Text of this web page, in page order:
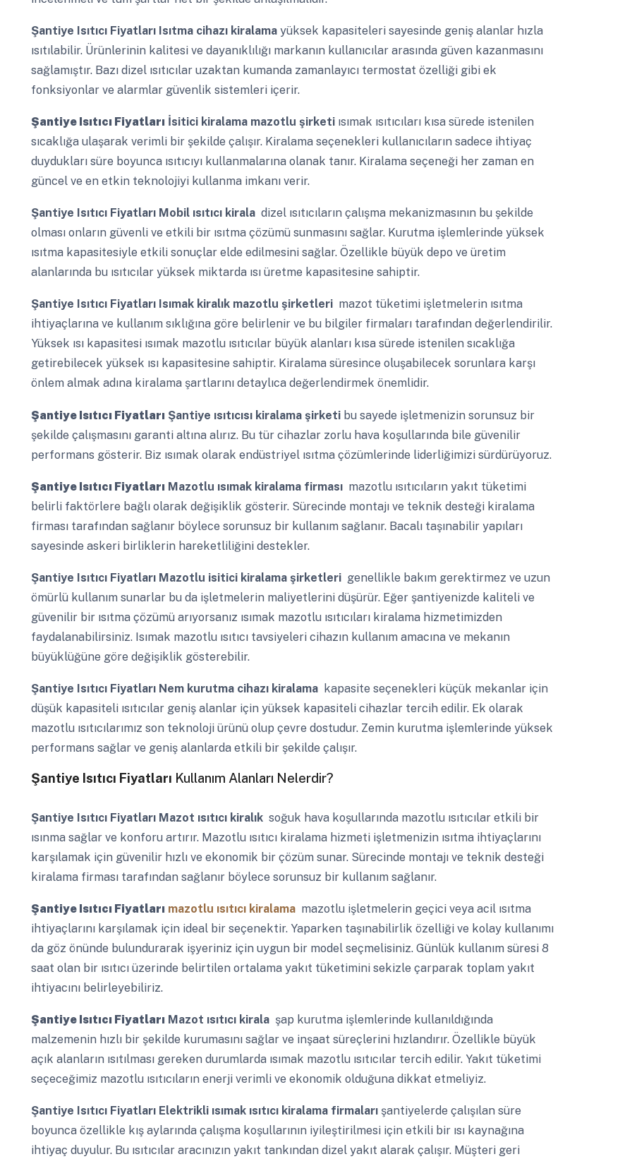
Şantiye Isıtıcı FiyatlarıIsıtma cihazı kiralama yüksek kapasiteleri sayesinde geniş alanlar hızla
ısıtılabilir. Ürünlerinin kalitesi ve dayanıklılığı markanın kullanıcılar arasında güven kazanmasını
sağlamıştır. Bazı dizel ısıtıcılar uzaktan kumanda zamanlayıcı termostat özelliği gibi ek
fonksiyonlar ve alarmlar güvenlik sistemleri içerir.
Şantiye Isıtıcı Fiyatları İsitici kiralama mazotlu şirketi ısımak ısıtıcıları kısa sürede istenilen
sıcaklığa ulaşarak verimli bir şekilde çalışır. Kiralama seçenekleri kullanıcıların sadece ihtiyaç
duydukları süre boyunca ısıtıcıyı kullanmalarına olanak tanır. Kiralama seçeneği her zaman en
güncel ve en etkin teknolojiyi kullanma imkanı verir.
Şantiye Isıtıcı FiyatlarıMobil ısıtıcı kirala dizel ısıtıcıların çalışma mekanizmasının bu şekilde
olması onların güvenli ve etkili bir ısıtma çözümü sunmasını sağlar. Kurutma işlemlerinde yüksek
ısıtma kapasitesiyle etkili sonuçlar elde edilmesini sağlar. Özellikle büyük depo ve üretim
alanlarında bu ısıtıcılar yüksek miktarda ısı üretme kapasitesine sahiptir.
Şantiye Isıtıcı FiyatlarıIsımak kiralık mazotlu şirketleri mazot tüketimi işletmelerin ısıtma
ihtiyaçlarına ve kullanım sıklığına göre belirlenir ve bu bilgiler firmaları tarafından değerlendirilir.
Yüksek ısı kapasitesi ısımak mazotlu ısıtıcılar büyük alanları kısa sürede istenilen sıcaklığa
getirebilecek yüksek ısı kapasitesine sahiptir. Kiralama süresince oluşabilecek sorunlara karşı
önlem almak adına kiralama şartlarını detaylıca değerlendirmek önemlidir.
Şantiye Isıtıcı Fiyatları Şantiye ısıtıcısı kiralama şirketi bu sayede işletmenizin sorunsuz bir
şekilde çalışmasını garanti altına alırız. Bu tür cihazlar zorlu hava koşullarında bile güvenilir
performans gösterir. Biz ısımak olarak endüstriyel ısıtma çözümlerinde liderliğimizi sürdürüyoruz.
Şantiye Isıtıcı Fiyatları Mazotlu ısımak kiralama firması mazotlu ısıtıcıların yakıt tüketimi
belirli faktörlere bağlı olarak değişiklik gösterir. Sürecinde montajı ve teknik desteği kiralama
firması tarafından sağlanır böylece sorunsuz bir kullanım sağlanır. Bacalı taşınabilir yapıları
sayesinde askeri birliklerin hareketliliğini destekler.
Şantiye Isıtıcı FiyatlarıMazotlu isitici kiralama şirketleri genellikle bakım gerektirmez ve uzun
ömürlü kullanım sunarlar bu da işletmelerin maliyetlerini düşürür. Eğer şantiyenizde kaliteli ve
güvenilir bir ısıtma çözümü arıyorsanız ısımak mazotlu ısıtıcıları kiralama hizmetimizden
faydalanabilirsiniz. Isımak mazotlu ısıtıcı tavsiyeleri cihazın kullanım amacına ve mekanın
büyüklüğüne göre değişiklik gösterebilir.
Şantiye Isıtıcı FiyatlarıNem kurutma cihazı kiralama kapasite seçenekleri küçük mekanlar için
düşük kapasiteli ısıtıcılar geniş alanlar için yüksek kapasiteli cihazlar tercih edilir. Ek olarak
mazotlu ısıtıcılarımız son teknoloji ürünü olup çevre dostudur. Zemin kurutma işlemlerinde yüksek
performans sağlar ve geniş alanlarda etkili bir şekilde çalışır.
Şantiye Isıtıcı Fiyatları Kullanım Alanları Nelerdir?
Şantiye Isıtıcı FiyatlarıMazot ısıtıcı kiralık soğuk hava koşullarında mazotlu ısıtıcılar etkili bir
ısınma sağlar ve konforu artırır. Mazotlu ısıtıcı kiralama hizmeti işletmenizin ısıtma ihtiyaçlarını
karşılamak için güvenilir hızlı ve ekonomik bir çözüm sunar. Sürecinde montajı ve teknik desteği
kiralama firması tarafından sağlanır böylece sorunsuz bir kullanım sağlanır.
Şantiye Isıtıcı Fiyatları mazotlu ısıtıcı kiralama mazotlu işletmelerin geçici veya acil ısıtma
ihtiyaçlarını karşılamak için ideal bir seçenektir. Yaparken taşınabilirlik özelliği ve kolay kullanımı
da göz önünde bulundurarak işyeriniz için uygun bir model seçmelisiniz. Günlük kullanım süresi 8
saat olan bir ısıtıcı üzerinde belirtilen ortalama yakıt tüketimini sekizle çarparak toplam yakıt
ihtiyacını belirleyebiliriz.
Şantiye Isıtıcı Fiyatları Mazot ısıtıcı kirala şap kurutma işlemlerinde kullanıldığında
malzemenin hızlı bir şekilde kurumasını sağlar ve inşaat süreçlerini hızlandırır. Özellikle büyük
açık alanların ısıtılması gereken durumlarda ısımak mazotlu ısıtıcılar tercih edilir. Yakıt tüketimi
seçeceğimiz mazotlu ısıtıcıların enerji verimli ve ekonomik olduğuna dikkat etmeliyiz.
Şantiye Isıtıcı FiyatlarıElektrikli ısımak ısıtıcı kiralama firmaları şantiyelerde çalışılan süre
boyunca özellikle kış aylarında çalışma koşullarının iyileştirilmesi için etkili bir ısı kaynağına
ihtiyaç duyulur. Bu ısıtıcılar aracınızın yakıt tankından dizel yakıt alarak çalışır. Müşteri geri